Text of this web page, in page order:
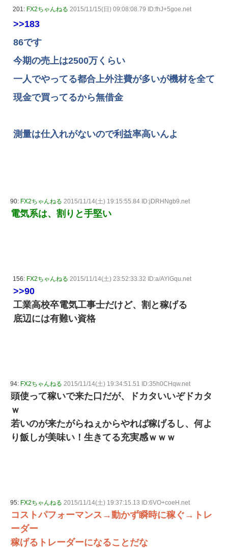
201: FX2ちゃんねる 2015/11/15(日) 09:08:08.79 ID:fhJ+5goe.net
>>183
86です
今期の売上は2500万くらい
一人でやってる都合上外注費が多いが機材を全て
現金で買ってるから無借金
測量は仕入れがないので利益率高いんよ
90: FX2ちゃんねる 2015/11/14(土) 19:15:55.84 ID:jDRHNgb9.net
電気系は、割りと手堅い
156: FX2ちゃんねる 2015/11/14(土) 23:52:33.32 ID:a/AYlGqu.net
>>90
工業高校卒電気工事士だけど、割と稼げる
底辺には有難い資格
94: FX2ちゃんねる 2015/11/14(土) 19:34:51.51 ID:35h0CHqw.net
頭使って稼いで来た口だが、ドカタいいぞドカタ
ｗ
若いのが来たがらねぇからやれば稼げるし、何よ
り飯しが美味い！生きてる充実感ｗｗｗ
95: FX2ちゃんねる 2015/11/14(土) 19:37:15.13 ID:6VO+coeH.net
コストパフォーマンス→動かず瞬時に稼ぐ→トレ
ーダー
稼げるトレーダーになることだな